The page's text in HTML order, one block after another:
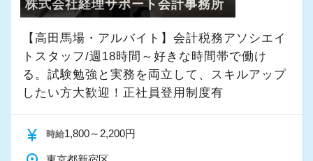
株式会社経理サポート会計事務所
【高田馬場・アルバイト】会計税務アソシエイ
トスタッフ/週18時間～好きな時間帯で働け
る。試験勉強と実務を両立して、スキルアップ
したい方大歓迎！正社員登用制度有
currency_yen 時給1,800～2,200円